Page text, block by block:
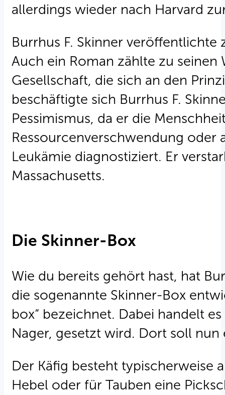
allerdings wieder nach Harvard
Burrhus F. Skinner
Auch ein Roman zählte zu
Gesellschaft, die sich an den
beschäftigte sich Burrhus F.
Pessimismus, da er die
Ressourcenverschwendung oder
Leukämie diagnostiziert. Er
Massachusetts.
Die Skinner-Box
Wie du bereits gehört hast, hat
die sogenannte Skinner-Box
box“ bezeichnet. Dabei handelt
Nager, gesetzt wird. Dort soll
Der Käfig besteht typischerweise
Hebel oder für Tauben eine